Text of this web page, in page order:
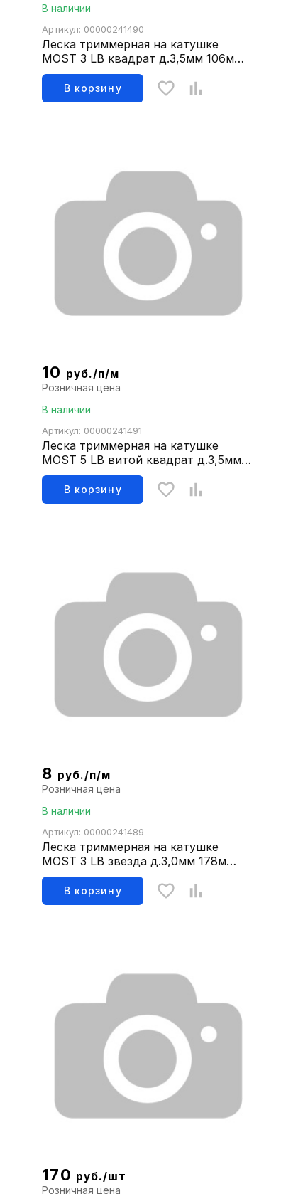
В наличии
Артикул: 00000241490
Леска триммерная на катушке
MOST 3 LB квадрат д.3,5мм 106м
1504003085
В корзину
10 руб./п/м
Розничная цена
В наличии
Артикул: 00000241491
Леска триммерная на катушке
MOST 5 LB витой квадрат д.3,5мм
297м 1504003103
В корзину
8 руб./п/м
Розничная цена
В наличии
Артикул: 00000241489
Леска триммерная на катушке
MOST 3 LB звезда д.3,0мм 178м
1504003090
В корзину
170 руб./шт
Розничная цена